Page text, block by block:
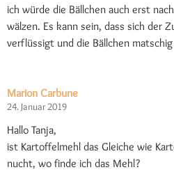
ich würde die Bällchen auch erst
wälzen. Es kann sein, dass sich der
verflüssigt und die Bällchen matschig
Marion Carbune
24. Januar 2019
Hallo Tanja,
ist Kartoffelmehl das Gleiche wie
nucht, wo finde ich das Mehl?